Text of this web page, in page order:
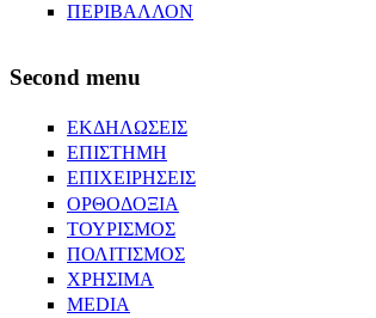
ΠΕΡΙΒΑΛΛΟΝ
Second menu
ΕΚΔΗΛΩΣΕΙΣ
ΕΠΙΣΤΗΜΗ
ΕΠΙΧΕΙΡΗΣΕΙΣ
ΟΡΘΟΔΟΞΙΑ
ΤΟΥΡΙΣΜΟΣ
ΠΟΛΙΤΙΣΜΟΣ
ΧΡΗΣΙΜΑ
MEDIA